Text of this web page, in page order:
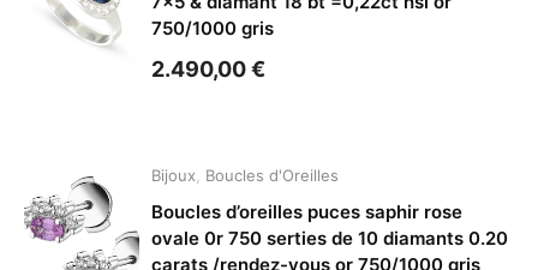
750/1000 gris
2.490,00€
Bijoux Boucles d'Oreilles
Boucles d’oreilles puces saphir rose
ovale 0r 750 serties de 10 diamants 0.20
carats /rendez-vous or 750/1000 gris